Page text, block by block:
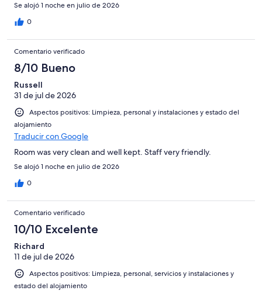
Se alojó 1 noche en julio de 2026
0
Comentario verificado
8/10 Bueno
Russell
31 de jul de 2026
Aspectos positivos: Limpieza, personal y instalaciones y estado del
alojamiento
Traducir con Google
Room was very clean and well kept. Staff very friendly.
Se alojó 1 noche en julio de 2026
0
Comentario verificado
10/10 Excelente
Richard
11 de jul de 2026
Aspectos positivos: Limpieza, personal, servicios y instalaciones y
estado del alojamiento